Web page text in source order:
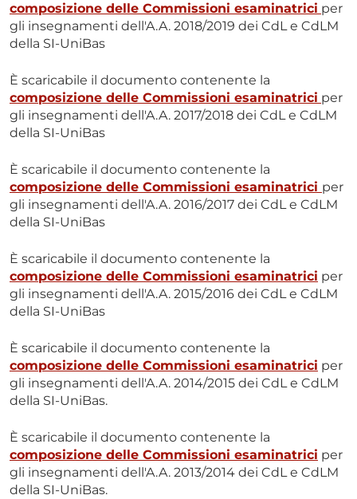
composizione delle Commissioni esaminatrici per
gli insegnamenti dell'A.A. 2018/2019 dei CdL e CdLM
della SI-UniBas
È scaricabile il documento contenente la
composizione delle Commissioni esaminatrici per
gli insegnamenti dell'A.A. 2017/2018 dei CdL e CdLM
della SI-UniBas
È scaricabile il documento contenente la
composizione delle Commissioni esaminatrici per
gli insegnamenti dell'A.A. 2016/2017 dei CdL e CdLM
della SI-UniBas
È scaricabile il documento contenente la
composizione delle Commissioni esaminatrici per
gli insegnamenti dell'A.A. 2015/2016 dei CdL e CdLM
della SI-UniBas
È scaricabile il documento contenente la
composizione delle Commissioni esaminatrici per
gli insegnamenti dell'A.A. 2014/2015 dei CdL e CdLM
della SI-UniBas.
È scaricabile il documento contenente la
composizione delle Commissioni esaminatrici per
gli insegnamenti dell'A.A. 2013/2014 dei CdL e CdLM
della SI-UniBas.